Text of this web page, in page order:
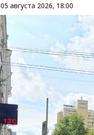
05 августа 2026, 18:00